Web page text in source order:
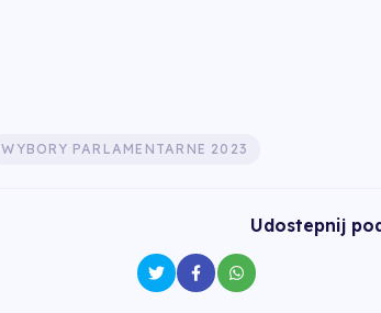
WYBORY PARLAMENTARNE 2023
Udostepnij